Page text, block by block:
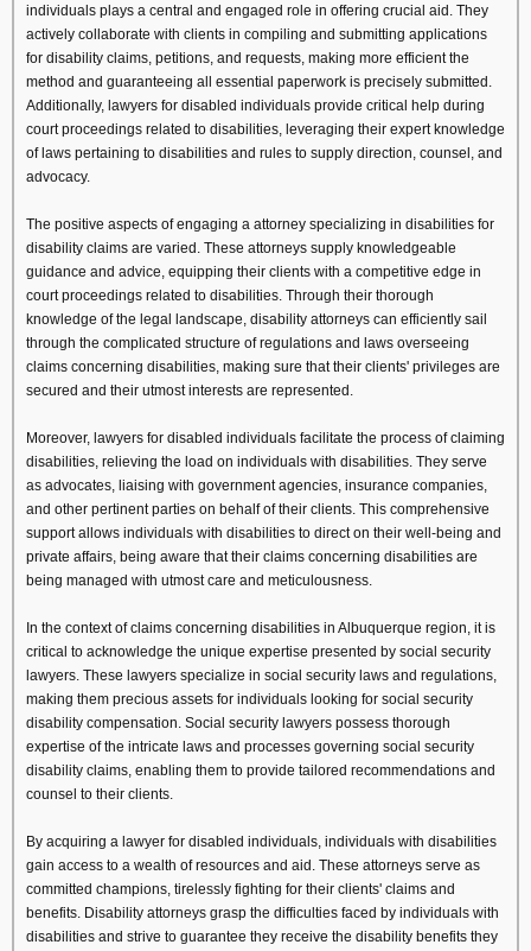
individuals plays a central and engaged role in offering crucial aid. They
actively collaborate with clients in compiling and submitting applications
for disability claims, petitions, and requests, making more efficient the
method and guaranteeing all essential paperwork is precisely submitted.
Additionally, lawyers for disabled individuals provide critical help during
court proceedings related to disabilities, leveraging their expert knowledge
of laws pertaining to disabilities and rules to supply direction, counsel, and
advocacy.
The positive aspects of engaging a attorney specializing in disabilities for
disability claims are varied. These attorneys supply knowledgeable
guidance and advice, equipping their clients with a competitive edge in
court proceedings related to disabilities. Through their thorough
knowledge of the legal landscape, disability attorneys can efficiently sail
through the complicated structure of regulations and laws overseeing
claims concerning disabilities, making sure that their clients' privileges are
secured and their utmost interests are represented.
Moreover, lawyers for disabled individuals facilitate the process of claiming
disabilities, relieving the load on individuals with disabilities. They serve
as advocates, liaising with government agencies, insurance companies,
and other pertinent parties on behalf of their clients. This comprehensive
support allows individuals with disabilities to direct on their well-being and
private affairs, being aware that their claims concerning disabilities are
being managed with utmost care and meticulousness.
In the context of claims concerning disabilities in Albuquerque region, it is
critical to acknowledge the unique expertise presented by social security
lawyers. These lawyers specialize in social security laws and regulations,
making them precious assets for individuals looking for social security
disability compensation. Social security lawyers possess thorough
expertise of the intricate laws and processes governing social security
disability claims, enabling them to provide tailored recommendations and
counsel to their clients.
By acquiring a lawyer for disabled individuals, individuals with disabilities
gain access to a wealth of resources and aid. These attorneys serve as
committed champions, tirelessly fighting for their clients' claims and
benefits. Disability attorneys grasp the difficulties faced by individuals with
disabilities and strive to guarantee they receive the disability benefits they